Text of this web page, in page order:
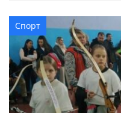
Тренер: Сніжана Собко.
Спорт